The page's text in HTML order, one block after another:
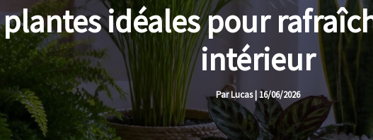
plantes idéales pour
intérieur
ParLucas| 16/06/2026